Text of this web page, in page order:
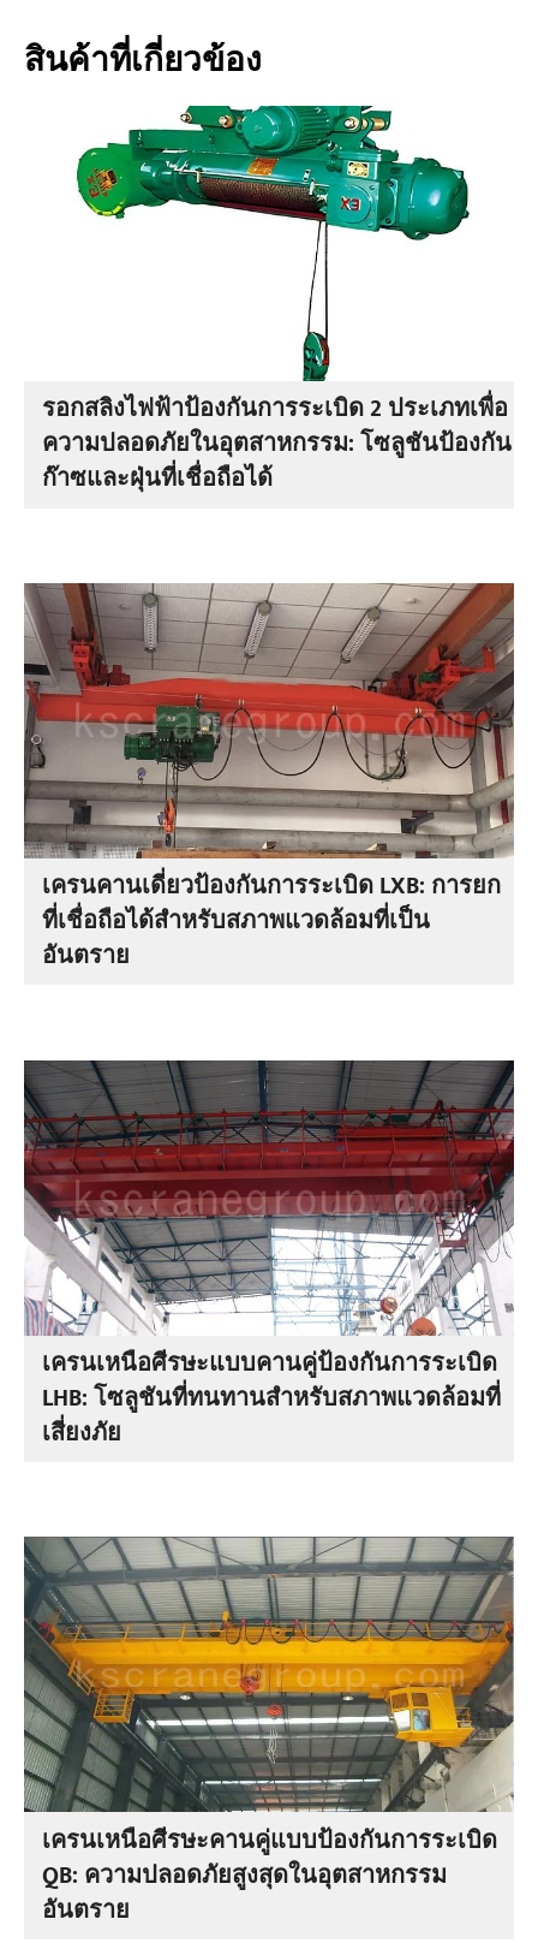
สินค้าที่เกี่ยวข้อง
รอกสลิงไฟฟ้าป้องกันการระเบิด 2 ประเภทเพื่อ
ความปลอดภัยในอุตสาหกรรม: โซลูชันป้องกัน
ก๊าซและฝุ่นที่เชื่อถือได้
เครนคานเดี่ยวป้องกันการระเบิด LXB: การยก
ที่เชื่อถือได้สำหรับสภาพแวดล้อมที่เป็น
อันตราย
เครนเหนือศีรษะแบบคานคู่ป้องกันการระเบิด
LHB: โซลูชันที่ทนทานสำหรับสภาพแวดล้อมที่
เสี่ยงภัย
เครนเหนือศีรษะคานคู่แบบป้องกันการระเบิด
QB: ความปลอดภัยสูงสุดในอุตสาหกรรม
อันตราย